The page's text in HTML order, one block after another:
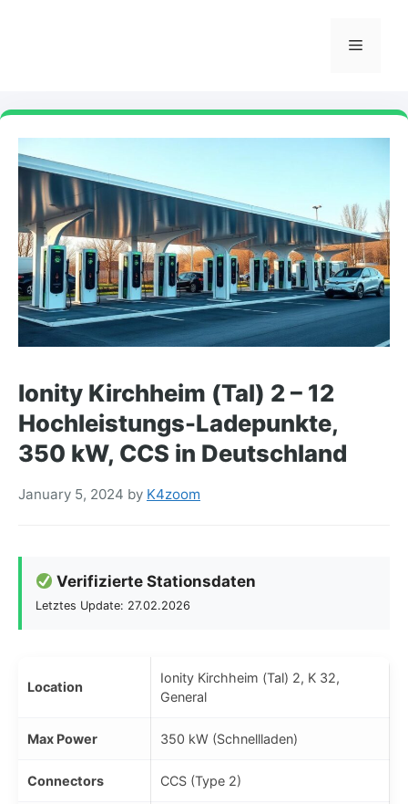
Menu
Ionity Kirchheim (Tal) 2 – 12
Hochleistungs-Ladepunkte,
350 kW, CCS in Deutschland
January 5, 2024 by K4zoom
Verifizierte Stationsdaten
Letztes Update: 27.02.2026
Location
Ionity Kirchheim (Tal) 2, K 32,
General
Max Power 350 kW (Schnellladen)
Connectors CCS (Type 2)